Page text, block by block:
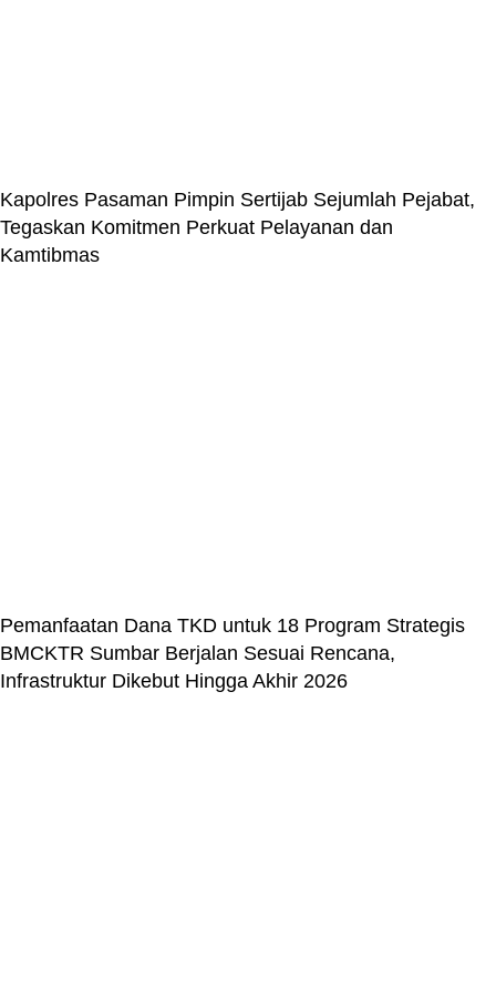
Kapolres Pasaman Pimpin Sertijab Sejumlah Pejabat,
Tegaskan Komitmen Perkuat Pelayanan dan
Kamtibmas
Pemanfaatan Dana TKD untuk 18 Program Strategis
BMCKTR Sumbar Berjalan Sesuai Rencana,
Infrastruktur Dikebut Hingga Akhir 2026